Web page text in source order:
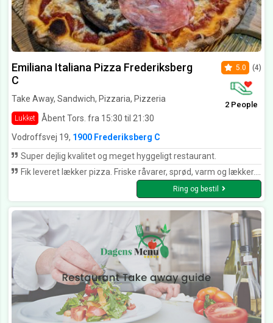
Emiliana Italiana Pizza Frederiksberg
C
Take Away, Sandwich, Pizzaria, Pizzeria
Lukket Åbent Tors. fra 15:30 til 21:30
5.0 (4)
2 People
Vodroffsvej 19, 1900 Frederiksberg C
Super dejlig kvalitet og meget hyggeligt restaurant.
Fik leveret lækker pizza. Friske råvarer, sprød, varm og lækker. Kunne virkelig smage de gode råvarer. Venligt og rart personale. Kan varmt anbefales at få udbringning fra dette spisested.
Ring og bestil